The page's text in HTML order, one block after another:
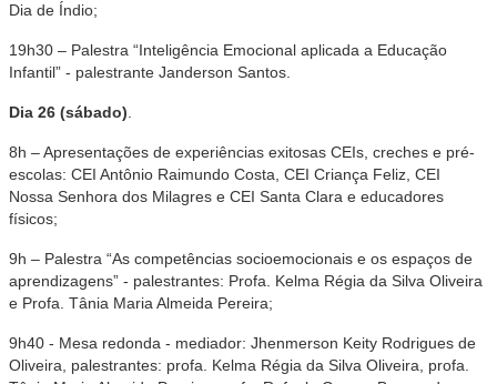
Dia de Índio;
19h30 – Palestra “Inteligência Emocional aplicada a Educação
Infantil” - palestrante Janderson Santos.
Dia 26 (sábado)
8h – Apresentações de experiências exitosas CEIs, creches e pré-
escolas: CEI Antônio Raimundo Costa, CEI Criança Feliz, CEI
Nossa Senhora dos Milagres e CEI Santa Clara e educadores
físicos;
9h – Palestra “As competências socioemocionais e os espaços de
aprendizagens” - palestrantes: Profa. Kelma Régia da Silva Oliveira
e Profa. Tânia Maria Almeida Pereira;
9h40 - Mesa redonda - mediador: Jhenmerson Keity Rodrigues de
Oliveira, palestrantes: profa. Kelma Régia da Silva Oliveira, profa.